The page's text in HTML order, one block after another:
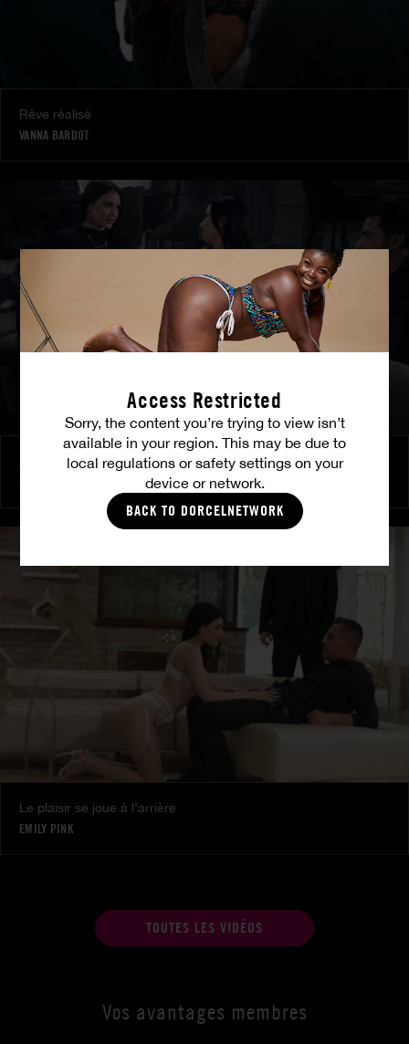
Access Restricted
Sorry, the content you’re trying to view isn’t
available in your region. This may be due to
local regulations or safety settings on your
device or network.
BACK TO DORCELNETWORK
Rêve réalisé
VANNA BARDOT
Amitié brûlante
MATTY MILA PEREZ
Le plaisir se joue à l’arrière
EMILY PINK
TOUTES LES VIDÉOS
Vos avantages membres